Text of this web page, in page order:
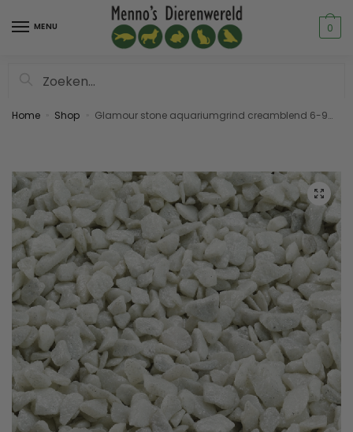
MENU 0
Home Shop Glamour stone aquariumgrind creamblend 6-9mm 2kg